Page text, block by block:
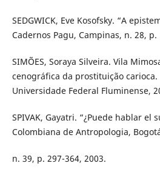
SEDGWICK, Eve Kosofsky. “A
Cadernos Pagu, Campinas, n. 28, p.
SIMÕES, Soraya Silveira. Vila
cenográfica da prostituição
Universidade Federal Fluminense,
SPIVAK, Gayatri. “¿Puede hablar el
Colombiana de Antropologia,
n. 39, p. 297-364, 2003.